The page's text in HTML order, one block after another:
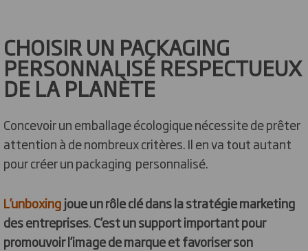
CHOISIR UN PACKAGING
PERSONNALISÉ RESPECTUEUX
DE LA PLANÈTE
Concevoir un emballage écologique nécessite de prêter
attention à de nombreux critères. Il en va tout autant
pour créer un packaging personnalisé.
L’unboxingjoue un rôle clé dans la stratégie marketing
des entreprises.C’est un support important pour
promouvoir l’image de marque et favoriser son